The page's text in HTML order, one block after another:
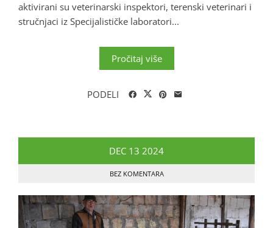
aktivirani su veterinarski inspektori, terenski veterinari i
stručnjaci iz Specijalističke laboratori...
Pročitaj više
PODELI
DEC 13 2024
BEZ KOMENTARA